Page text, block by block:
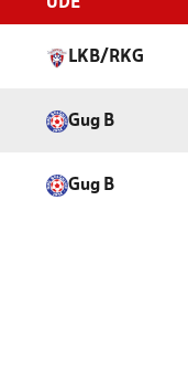
UDE
LKB/RKG
Gug B
Gug B